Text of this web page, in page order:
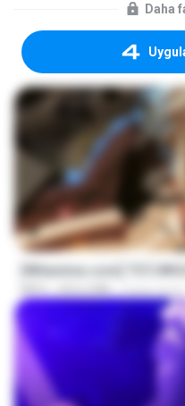
Daha
[Witanime.com]
MP4 423.2 MB 9 gün önce